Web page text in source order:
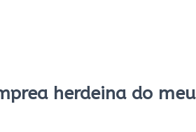
herdeina do meu